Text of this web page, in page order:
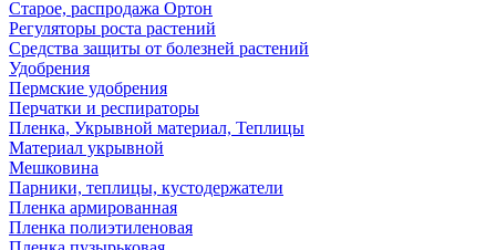
Старое, распродажа Ортон
Регуляторы роста растений
Средства защиты от болезней растений
Удобрения
Пермские удобрения
Перчатки и респираторы
Пленка, Укрывной материал, Теплицы
Материал укрывной
Мешковина
Парники, теплицы, кустодержатели
Пленка армированная
Пленка полиэтиленовая